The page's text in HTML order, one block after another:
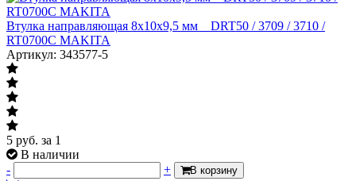
Втулка направляющая 8x10x9,5 мм__DRT50 / 3709 / 3710 /
RT0700C MAKITA
Артикул: 343577-5
5 руб. за 1
В наличии
-
+ В корзину